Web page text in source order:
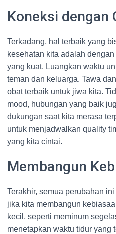
Koneksi dengan
Terkadang, hal terbaik yang
kesehatan kita adalah
yang kuat. Luangkan waktu
teman dan keluarga. Tawa
obat terbaik untuk jiwa kita.
mood, hubungan yang baik
dukungan saat kita merasa
untuk menjadwalkan quality
yang kita cintai.
Membangun
Terakhir, semua perubahan
jika kita membangun
kecil, seperti meminum
menetapkan waktu tidur yang